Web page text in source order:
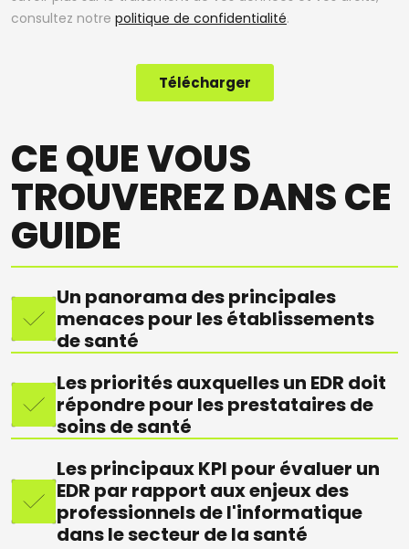
CE QUE VOUS
TROUVEREZ DANS CE
GUIDE
Un panorama des principales
menaces pour les établissements
de santé
Les priorités auxquelles un EDR doit
répondre pour les prestataires de
soins de santé
Les principaux KPI pour évaluer un
EDR par rapport aux enjeux des
professionnels de l'informatique
dans le secteur de la santé